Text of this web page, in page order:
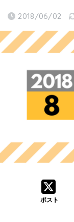
2018/06/02
ポスト